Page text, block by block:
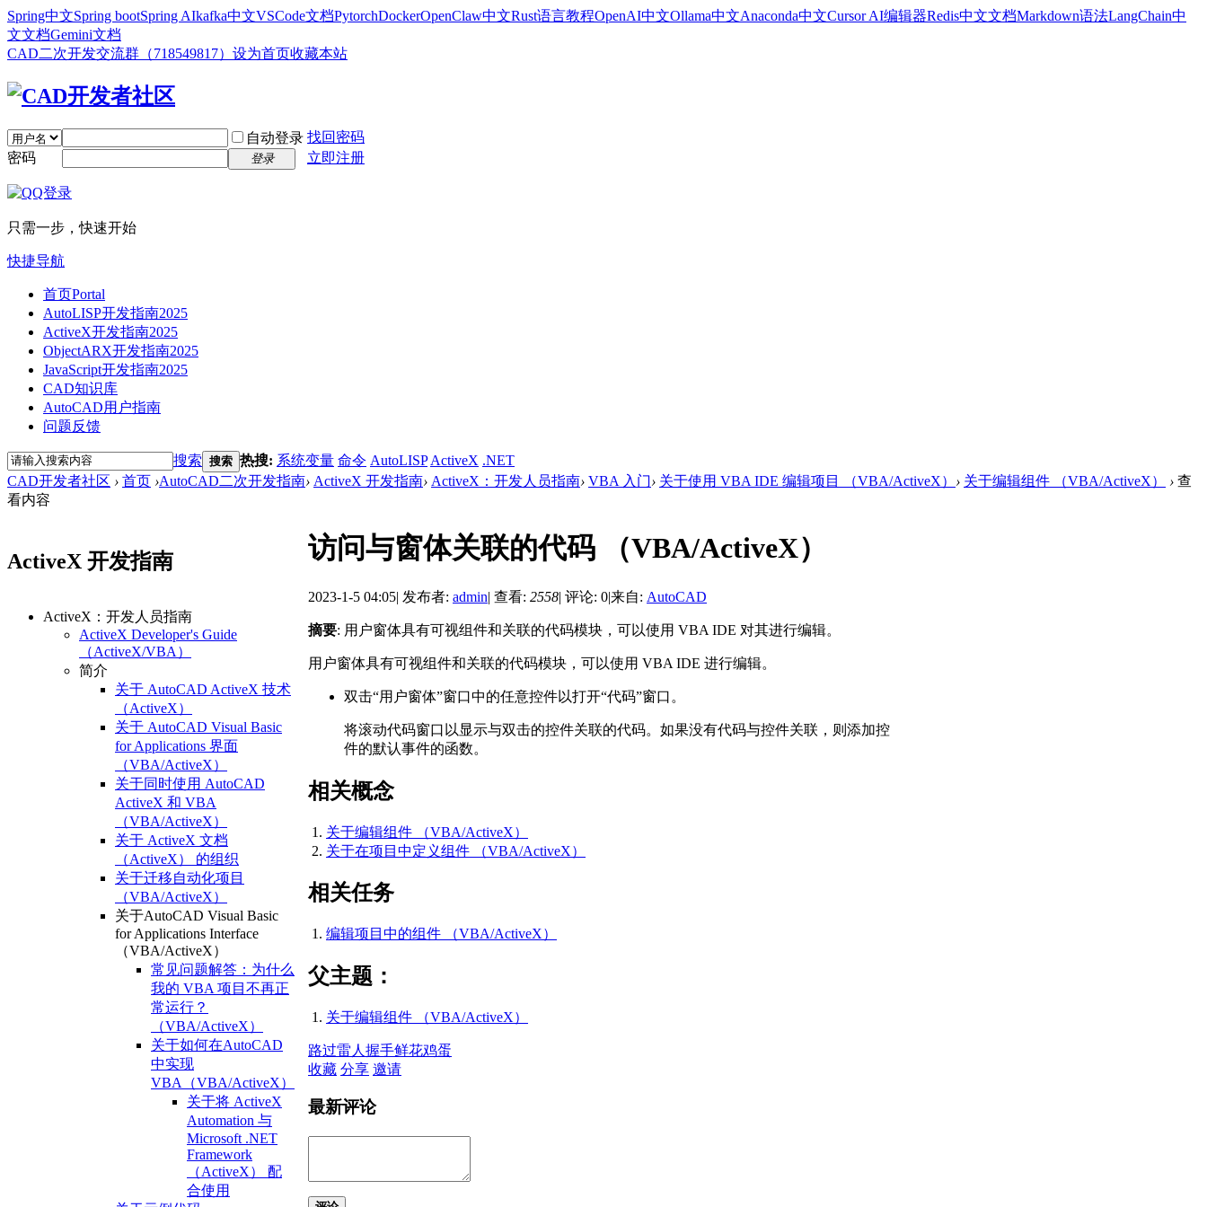
Spring中文Spring bootSpring AIkafka中文VSCode文档PytorchDockerOpenClaw中文Rust语言教程OpenAI中文Ollama中文Anaconda中文Cursor AI编辑器Redis中文文档Markdown语法LangChain中
文文档Gemini文档
CAD二次开发交流群（718549817） 设为首页收藏本站
自动登录 找回密码
密码
登录 立即注册
只需一步，快速开始
快捷导航
首页Portal
AutoLISP开发指南2025
ActiveX开发指南2025
ObjectARX开发指南2025
JavaScript开发指南2025
CAD知识库
AutoCAD用户指南
问题反馈
搜索 搜索 热搜: 系统变量 命令 AutoLISP ActiveX .NET
CAD开发者社区 › 首页 ›AutoCAD二次开发指南› ActiveX 开发指南› ActiveX：开发人员指南› VBA 入门› 关于使用 VBA IDE 编辑项目 （VBA/ActiveX） › 关于编辑组件 （VBA/ActiveX） › 查
看内容
ActiveX 开发指南
ActiveX：开发人员指南
ActiveX Developer's Guide
（ActiveX/VBA）
简介
关于 AutoCAD ActiveX 技术
（ActiveX）
关于 AutoCAD Visual Basic
for Applications 界面
（VBA/ActiveX）
关于同时使用 AutoCAD
ActiveX 和 VBA
（VBA/ActiveX）
关于 ActiveX 文档
（ActiveX） 的组织
关于迁移自动化项目
（VBA/ActiveX）
关于AutoCAD Visual Basic
for Applications Interface
（VBA/ActiveX）
常见问题解答：为什么
我的 VBA 项目不再正
常运行？
（VBA/ActiveX）
关于如何在AutoCAD
中实现
VBA（VBA/ActiveX）
关于将 ActiveX
Automation 与
Microsoft .NET
Framework
（ActiveX） 配
合使用
访问与窗体关联的代码 （VBA/ActiveX）
2023-1-5 04:05| 发布者: admin| 查看: 2558| 评论: 0|来自: AutoCAD
摘要: 用户窗体具有可视组件和关联的代码模块，可以使用 VBA IDE 对其进行编辑。
用户窗体具有可视组件和关联的代码模块，可以使用 VBA IDE 进行编辑。
双击“用户窗体”窗口中的任意控件以打开“代码”窗口。
将滚动代码窗口以显示与双击的控件关联的代码。如果没有代码与控件关联，则添加控
件的默认事件的函数。
相关概念
关于编辑组件 （VBA/ActiveX）
关于在项目中定义组件 （VBA/ActiveX）
相关任务
编辑项目中的组件 （VBA/ActiveX）
父主题：
关于编辑组件 （VBA/ActiveX）
路过雷人 握手鲜花鸡蛋
收藏 分享 邀请
最新评论